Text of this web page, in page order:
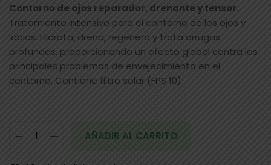
Contorno de ojos reparador, drenante y tensor.
Tratamiento intensivo para el contorno de los ojos y
labios. Hidrata, drena, regenera y trata arrugas
profundas, proporcionando un efecto global contra los
principales problemas de envejecimiento en el
contorno. Contiene filtro solar (FPS 10)
AÑADIR AL CARRITO